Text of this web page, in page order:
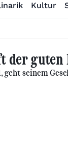
Kultur
der guten
geht seinem